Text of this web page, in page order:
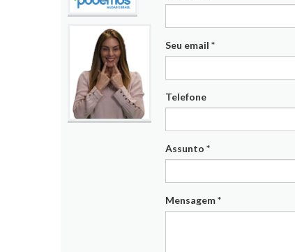
Seu email *
Telefone
Assunto *
Mensagem*